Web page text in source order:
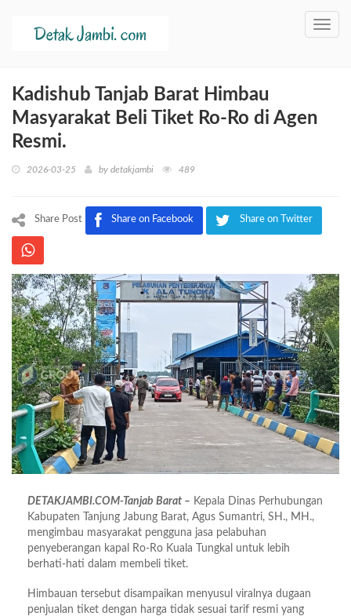
Kadishub Tanjab Barat Himbau
Masyarakat Beli Tiket Ro-Ro di Agen
Resmi.
2026-03-25 by detakjambi 489
Share Post Share on Facebook Share on Twitter
DETAKJAMBI.COM-Tanjab Barat – Kepala Dinas Perhubungan
Kabupaten Tanjung Jabung Barat, Agus Sumantri, SH., MH.,
mengimbau masyarakat pengguna jasa pelabuhan
penyeberangan kapal Ro-Ro Kuala Tungkal untuk lebih
berhati-hati dalam membeli tiket.
Himbauan tersebut disampaikan menyusul viralnya dugaan
penjualan tiket dengan harga tidak sesuai tarif resmi yang